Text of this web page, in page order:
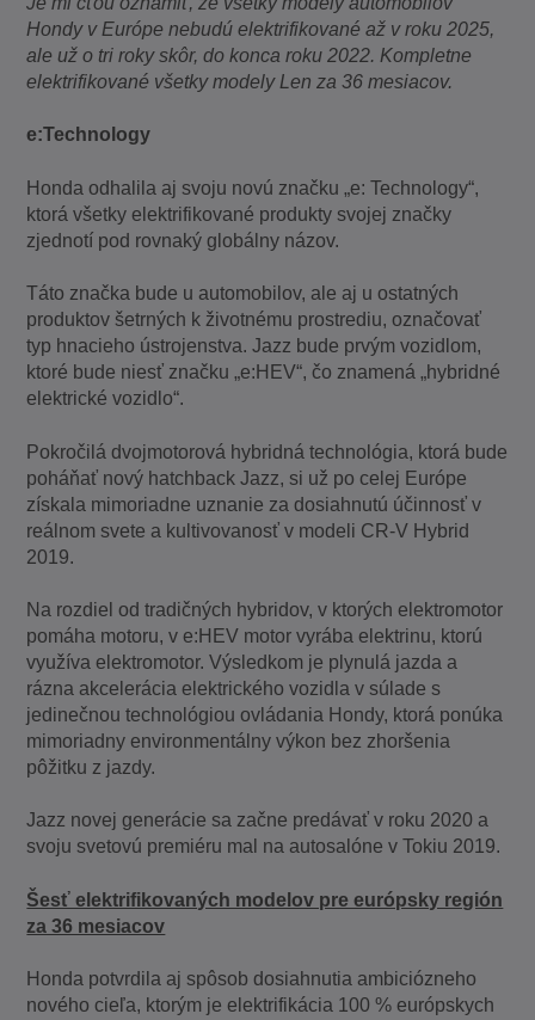
Hondy v Európe nebudú elektrifikované až v roku 2025,
ale už o tri roky skôr, do konca roku 2022. Kompletne
elektrifikované všetky modely Len za 36 mesiacov.
e:Technology
Honda odhalila aj svoju novú značku „e: Technology“,
ktorá všetky elektrifikované produkty svojej značky
zjednotí pod rovnaký globálny názov.
Táto značka bude u automobilov, ale aj u ostatných
produktov šetrných k životnému prostrediu, označovať
typ hnacieho ústrojenstva. Jazz bude prvým vozidlom,
ktoré bude niesť značku „e:HEV“, čo znamená „hybridné
elektrické vozidlo“.
Pokročilá dvojmotorová hybridná technológia, ktorá bude
poháňať nový hatchback Jazz, si už po celej Európe
získala mimoriadne uznanie za dosiahnutú účinnosť v
reálnom svete a kultivovanosť v modeli CR-V Hybrid
2019.
Na rozdiel od tradičných hybridov, v ktorých elektromotor
pomáha motoru, v e:HEV motor vyrába elektrinu, ktorú
využíva elektromotor. Výsledkom je plynulá jazda a
rázna akcelerácia elektrického vozidla v súlade s
jedinečnou technológiou ovládania Hondy, ktorá ponúka
mimoriadny environmentálny výkon bez zhoršenia
pôžitku z jazdy.
Jazz novej generácie sa začne predávať v roku 2020 a
svoju svetovú premiéru mal na autosalóne v Tokiu 2019.
Šesť elektrifikovaných modelov pre európsky región
za 36 mesiacov
Honda potvrdila aj spôsob dosiahnutia ambiciózneho
nového cieľa, ktorým je elektrifikácia 100 % európskych